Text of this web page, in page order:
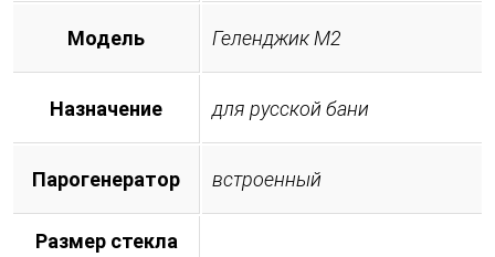
Модель Геленджик М2
Назначение для русской бани
Парогенератор встроенный
Размер стекла